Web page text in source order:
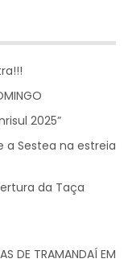
2025”
a Sestea na estreia
da Taça
DE TRAMANDAÍ EM